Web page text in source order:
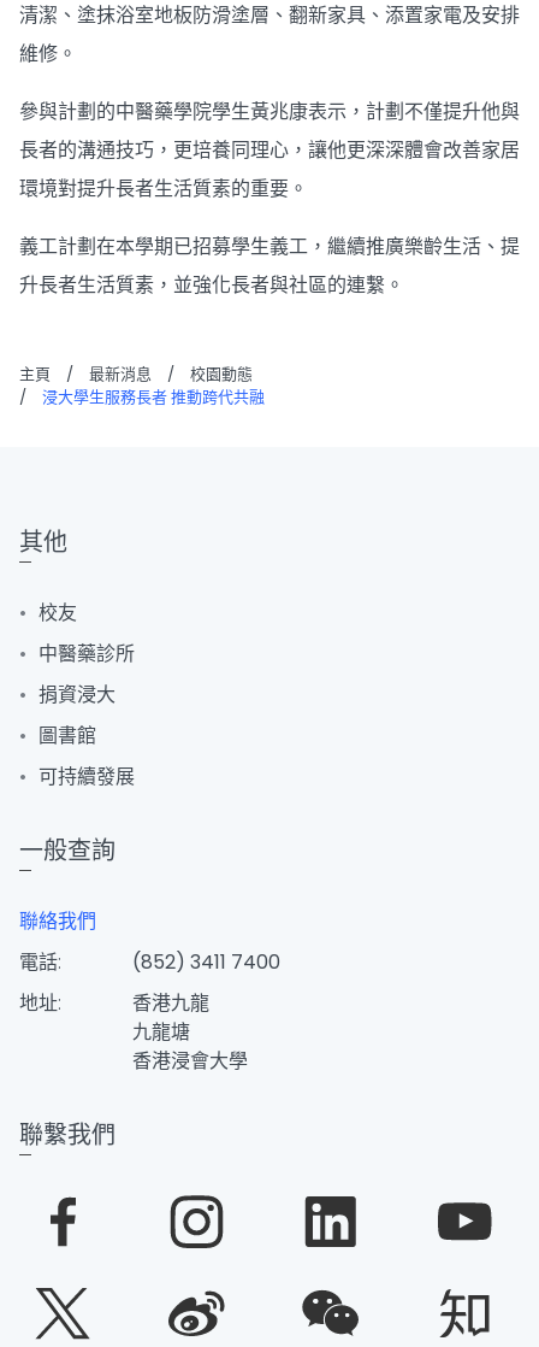
清潔、塗抹浴室地板防滑塗層、翻新家具、添置家電及安排
維修。
參與計劃的中醫藥學院學生黃兆康表示，計劃不僅提升他與
長者的溝通技巧，更培養同理心，讓他更深深體會改善家居
環境對提升長者生活質素的重要。
義工計劃在本學期已招募學生義工，繼續推廣樂齡生活、提
升長者生活質素，並強化長者與社區的連繫。
主頁 / 最新消息 /
校園動態
/
浸大學生服務長者 推動跨代共融
其他
校友
中醫藥診所
捐資浸大
圖書館
可持續發展
一般查詢
聯絡我們
電話:
(852) 3411 7400
地址:
香港九龍
九龍塘
香港浸會大學
聯繫我們